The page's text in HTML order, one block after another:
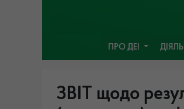
ПРО ДЕІ
ЗВІТ щодо